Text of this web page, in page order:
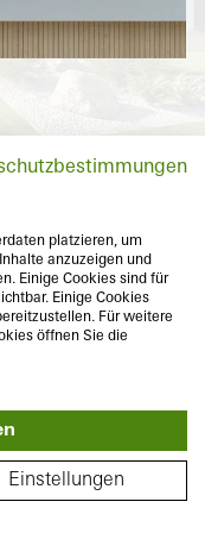
i Schüco
också med
f till 0,96W/(m²K)
platzieren, um
anzuzeigen und
Einige Cookies sind für
Einige Cookies
Für weitere
öffnen Sie die
Einstellungen